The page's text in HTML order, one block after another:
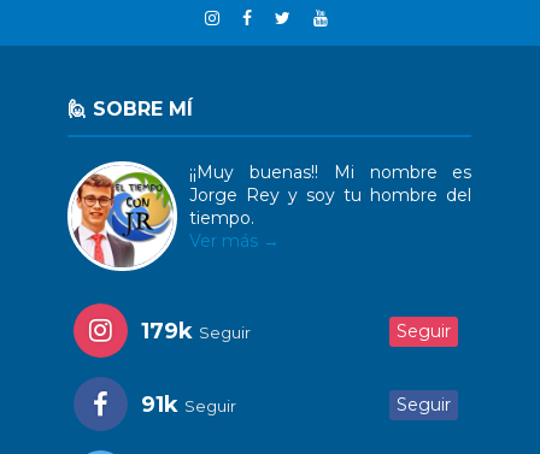
🙋 SOBRE MÍ
¡¡Muy buenas!! Mi nombre es
Jorge Rey y soy tu hombre del
tiempo.
Ver más →
179k Seguir Seguir
91k Seguir Seguir